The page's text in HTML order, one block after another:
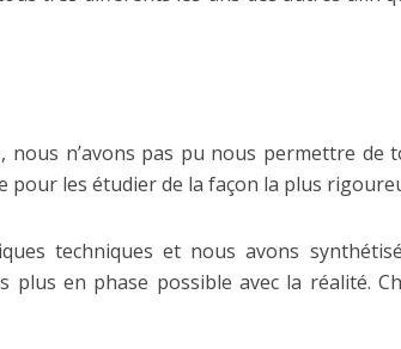
n’avons pas pu nous permettre de
les étudier de la façon la plus
techniques et nous avons
en phase possible avec la réalité.